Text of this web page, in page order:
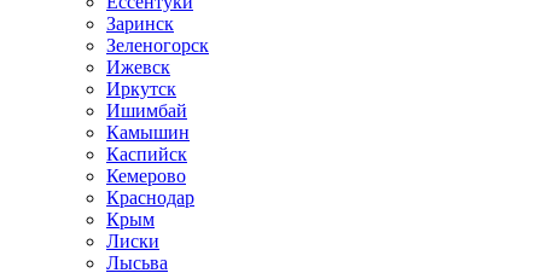
Заринск
Зеленогорск
Ижевск
Иркутск
Ишимбай
Камышин
Каспийск
Кемерово
Краснодар
Крым
Лиски
Лысьва